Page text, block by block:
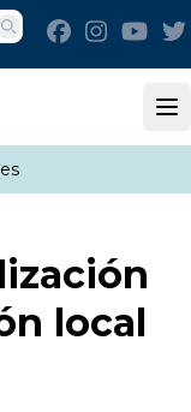
Search
Facebook
local